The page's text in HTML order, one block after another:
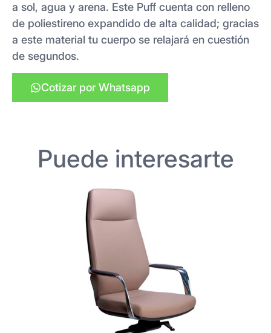
a sol, agua y arena. Este Puff cuenta con relleno
de poliestireno expandido de alta calidad; gracias
a este material tu cuerpo se relajará en cuestión
de segundos.
Cotizar por Whatsapp
Puede interesarte